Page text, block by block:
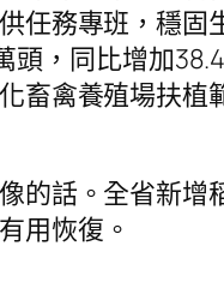
任務專班，穩
頭，同比增加
畜禽養殖場扶
的話。全省新
用恢復。